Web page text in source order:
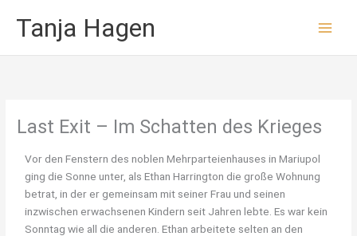
InhaltTanja Hagen
Last Exit – Im Schatten des Krieges
Vor den Fenstern des noblen Mehrparteienhauses in Mariupol
ging die Sonne unter, als Ethan Harrington die große Wohnung
betrat, in der er gemeinsam mit seiner Frau und seinen
inzwischen erwachsenen Kindern seit Jahren lebte. Es war kein
Sonntag wie all die anderen. Ethan arbeitete selten an den